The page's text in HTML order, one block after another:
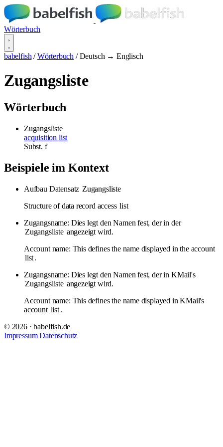
Wörterbuch
babelfish / Wörterbuch / Deutsch → Englisch
Zugangsliste
Wörterbuch
Zugangsliste
acquisition list
Subst. f
Beispiele im Kontext
Aufbau Datensatz Zugangsliste
Structure of data record access list
Zugangsname: Dies legt den Namen fest, der in der
Zugangsliste angezeigt wird.
Account name: This defines the name displayed in the account
list.
Zugangsname: Dies legt den Namen fest, der in KMail's
Zugangsliste angezeigt wird.
Account name: This defines the name displayed in KMail's
account list.
© 2026 · babelfish.de
Impressum Datenschutz